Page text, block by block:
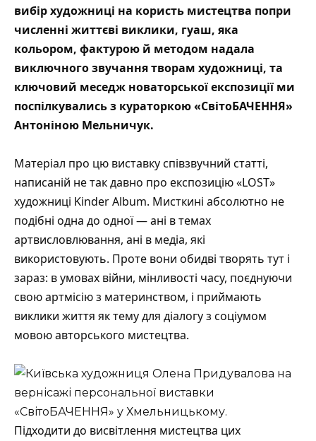
вибір художниці на користь мистецтва попри
численні життєві виклики, гуаш, яка
кольором, фактурою й методом надала
виключного звучання творам художниці, та
ключовий меседж новаторської експозиції ми
поспілкувались з кураторкою «СвітоБАЧЕННЯ»
Антоніною Мельничук.
Матеріал про цю виставку співзвучний статті,
написаній не так давно про експозицію «LOST»
художниці Kinder Album. Мисткині абсолютно не
подібні одна до одної — ані в темах
артвисловлювання, ані в медіа, які
використовують. Проте вони обидві творять тут і
зараз: в умовах війни, мінливості часу, поєднуючи
свою артмісію з материнством, і приймають
виклики життя як тему для діалогу з соціумом
мовою авторського мистецтва.
Підходити до висвітлення мистецтва цих